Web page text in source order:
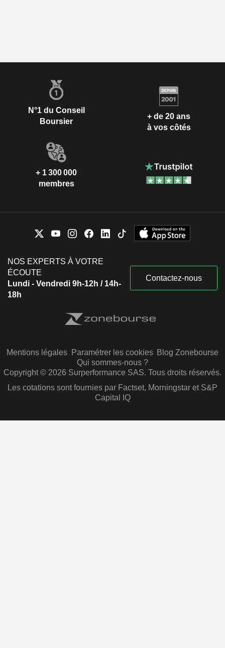
N°1 du Conseil
Boursier
+ de 20 ans
à vos côtés
+ 1 300 000
membres
NOS EXPERTS À VOTRE
ÉCOUTE
Lundi - Vendredi 9h-12h / 14h-
18h
Contactez-nous
Mentions légales Paramétrer les cookies Blog Zonebourse
Qui sommes-nous ?
Copyright © 2026 Surperformance SAS. Tous droits réservés.
Les cotations sont fournies par Factset, Morningstar et S&P
Capital IQ